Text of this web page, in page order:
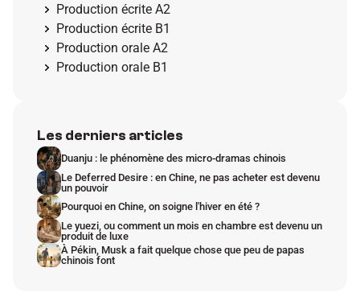
Production écrite A2
Production écrite B1
Production orale A2
Production orale B1
Les derniers articles
Duanju : le phénomène des micro-dramas chinois
Le Deferred Desire : en Chine, ne pas acheter est devenu
un pouvoir
Pourquoi en Chine, on soigne l'hiver en été ?
Le yuezi, ou comment un mois en chambre est devenu un
produit de luxe
À Pékin, Musk a fait quelque chose que peu de papas
chinois font